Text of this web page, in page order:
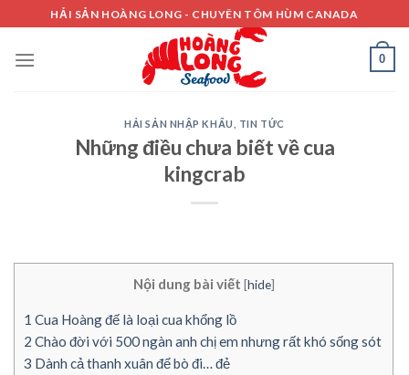
to
content
HẢI SẢN HOÀNG LONG - CHUYÊN TÔM HÙM CANADA
0
HẢI SẢN NHẬP KHẨU TIN TỨC
Những điều chưa biết về cua
kingcrab
Nội dung bài viết [hide]
1 Cua Hoàng đế là loại cua khổng lồ
2 Chào đời với 500 ngàn anh chị em nhưng rất khó sống sót
3 Dành cả thanh xuân để bò đi… đẻ